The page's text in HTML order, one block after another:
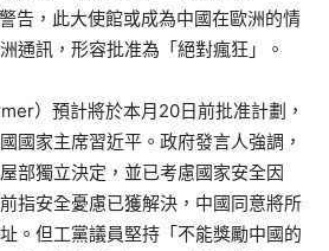
告，此大使館或成為中國在歐洲的情
通訊，形容批准為「絕對瘋狂」。
）預計將於本月20日前批准計劃，
國家主席習近平。政府發言人強調，
部獨立決定，並已考慮國家安全因
指安全憂慮已獲解決，中國同意將所
。但工黨議員堅持「不能獎勵中國的